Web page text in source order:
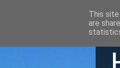
This
are